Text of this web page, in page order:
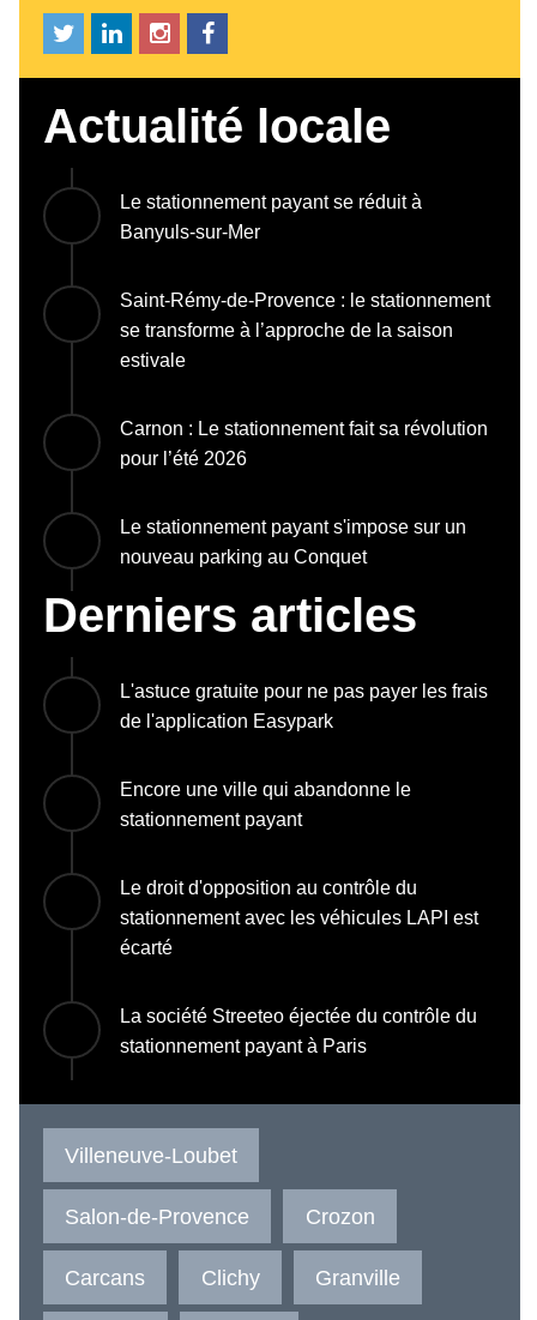
Actualité locale
Le stationnement payant se réduit à
Banyuls-sur-Mer
Saint-Rémy-de-Provence : le stationnement
se transforme à l’approche de la saison
estivale
Carnon : Le stationnement fait sa révolution
pour l’été 2026
Le stationnement payant s'impose sur un
nouveau parking au Conquet
Derniers articles
L'astuce gratuite pour ne pas payer les frais
de l'application Easypark
Encore une ville qui abandonne le
stationnement payant
Le droit d'opposition au contrôle du
stationnement avec les véhicules LAPI est
écarté
La société Streeteo éjectée du contrôle du
stationnement payant à Paris
Villeneuve-Loubet
Salon-de-Provence Crozon
Carcans Clichy Granville